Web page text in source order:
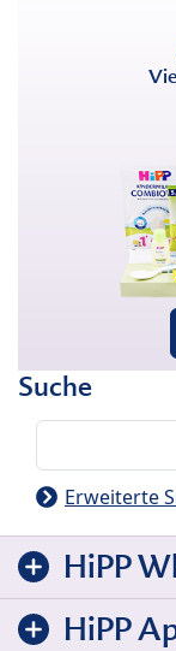
Suche
Erweiterte
HiPP
HiPP